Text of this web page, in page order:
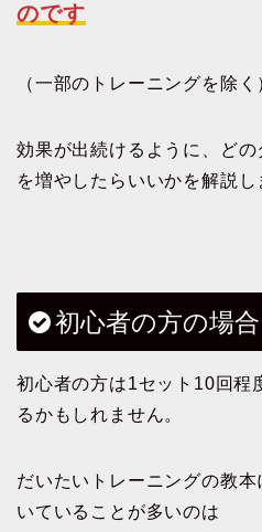
のです
（一部のトレーニングを除く
効果が出続けるように、ど
を増やしたらいいかを解説し
初心者の方の場合
初心者の方は1セット10回程
るかもしれません。
だいたいトレーニングの教
いていることが多いのは